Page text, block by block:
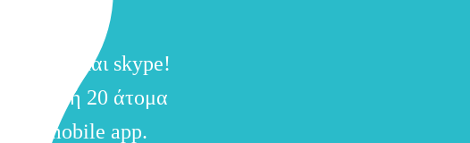
zoom και skype!
ή 10 ή 20 άτομα
με mobile app.